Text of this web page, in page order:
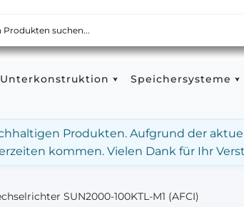
Unterkonstruktion Speichersysteme
Produkten. Aufgrund der
kommen. Vielen Dank für Ihr
SUN2000-100KTL-M1 (AFCI)